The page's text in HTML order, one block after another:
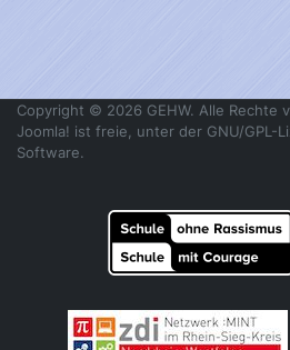
Copyright © 2026 GEHW. Alle Rechte
Joomla! ist freie, unter der GNU/GPL-
Software.